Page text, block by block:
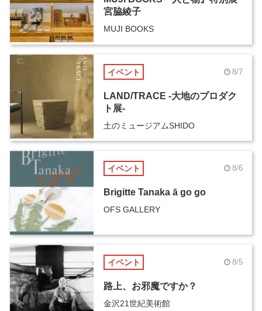
宮脇綾子
MUJI BOOKS
イベント 8/7
LAND/TRACE -大地のプロダク
ト展-
土のミュージアムSHIDO
イベント 8/6
Brigitte Tanaka ā go go
OFS GALLERY
イベント 8/5
路上、お邪魔ですか？
金沢21世紀美術館